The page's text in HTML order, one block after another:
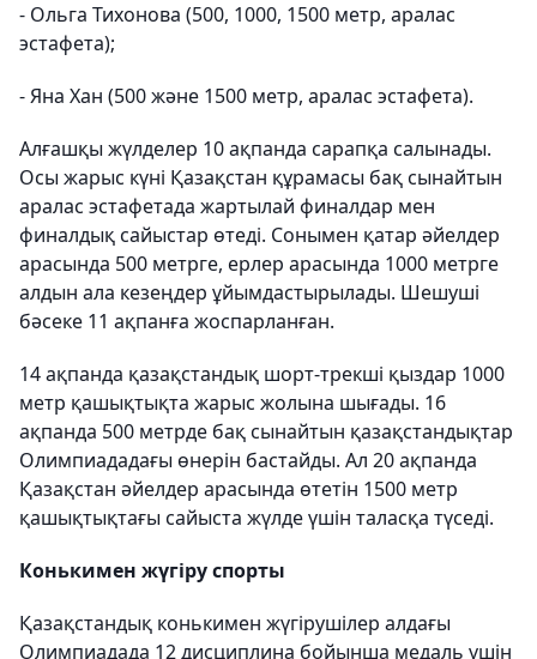
- Ольга Тихонова (500, 1000, 1500 метр, аралас
эстафета);
- Яна Хан (500 және 1500 метр, аралас эстафета).
Алғашқы жүлделер 10 ақпанда сарапқа салынады.
Осы жарыс күні Қазақстан құрамасы бақ сынайтын
аралас эстафетада жартылай финалдар мен
финалдық сайыстар өтеді. Сонымен қатар әйелдер
арасында 500 метрге, ерлер арасында 1000 метрге
алдын ала кезеңдер ұйымдастырылады. Шешуші
бәсеке 11 ақпанға жоспарланған.
14 ақпанда қазақстандық шорт-трекші қыздар 1000
метр қашықтықта жарыс жолына шығады. 16
ақпанда 500 метрде бақ сынайтын қазақстандықтар
Олимпиададағы өнерін бастайды. Ал 20 ақпанда
Қазақстан әйелдер арасында өтетін 1500 метр
қашықтықтағы сайыста жүлде үшін таласқа түседі.
Конькимен жүгіру спорты
Қазақстандық конькимен жүгірушілер алдағы
Олимпиадада 12 дисциплина бойынша медаль үшін